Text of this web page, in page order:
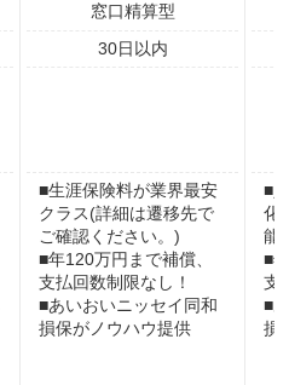
窓口精算型
30日以内
■生涯保険料が業界最安
クラス(詳細は遷移先で
ご確認ください。)
■年120万円まで補償、
支払回数制限なし！
■あいおいニッセイ同和
損保がノウハウ提供
■
化
能
■
支
■
損